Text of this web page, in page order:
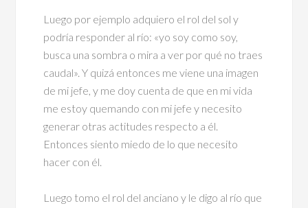
Luego por ejemplo adquiero el rol del sol y
podría responder al río: «yo soy como soy,
busca una sombra o mira a ver por qué no traes
caudal». Y quizá entonces me viene una imagen
de mi jefe, y me doy cuenta de que en mi vida
me estoy quemando con mi jefe y necesito
generar otras actitudes respecto a él.
Entonces siento miedo de lo que necesito
hacer con él.
Luego tomo el rol del anciano y le digo al río que